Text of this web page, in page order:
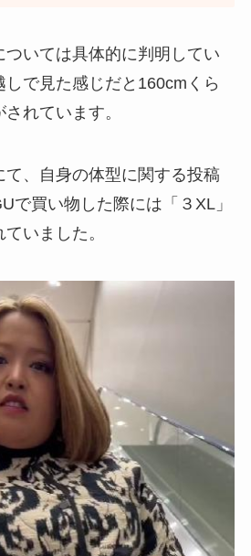
ついては具体的に判明してい
しで見た感じだと160cmくら
れています。
て、自身の体型に関する投稿
で買い物した際には「３XL」
いました。